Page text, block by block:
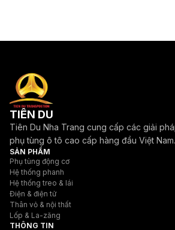
TIÊN DU
Tiên Du Nha Trang cung cấp các giải
phụ tùng ô tô cao cấp hàng đầu Việt Nam.
SẢN PHẨM
Phụ tùng động cơ
Hệ thống phanh
Hệ thống treo & lái
Điện & điện tử
Thân vỏ & nội thất
Lốp & La-zăng
THÔNG TIN